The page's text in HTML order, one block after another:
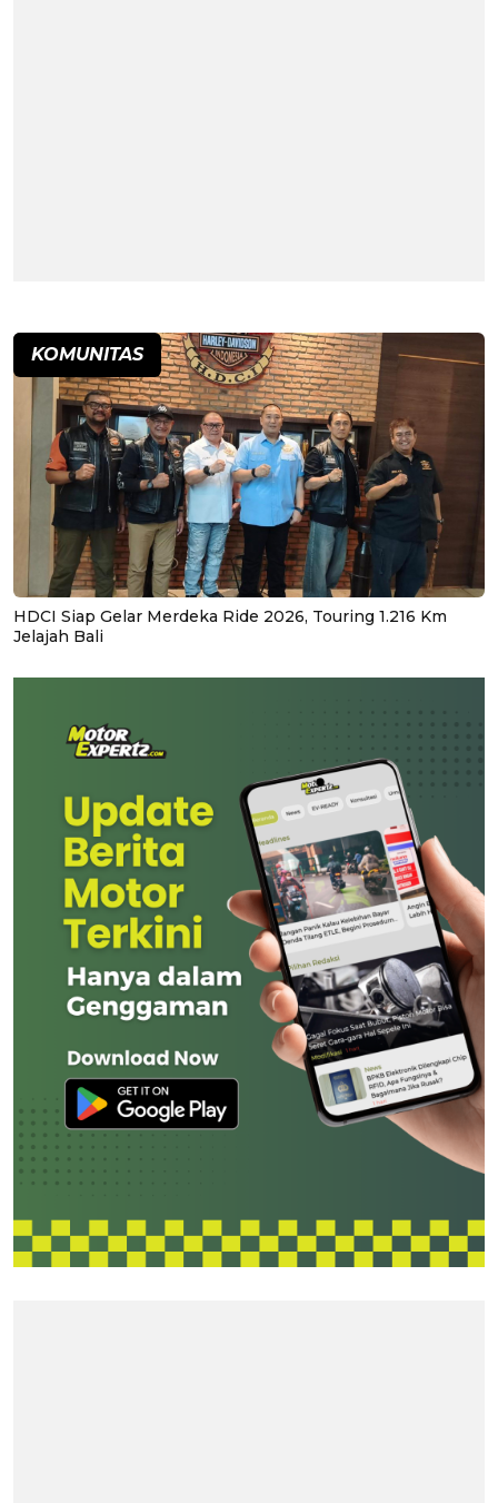
KOMUNITAS
HDCI Siap Gelar Merdeka Ride 2026, Touring 1.216 Km
Jelajah Bali